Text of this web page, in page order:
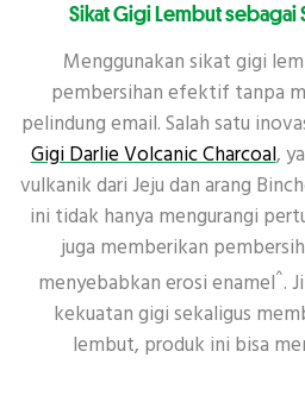
Sikat Gigi Lembut sebagai
Menggunakan sikat gigi
pembersihan efektif tanpa
pelindung email. Salah satu
Gigi Darlie Volcanic Charcoal,
vulkanik dari Jeju dan arang
ini tidak hanya mengurangi
juga memberikan
menyebabkan erosi enamel^.
kekuatan gigi sekaligus
lembut, produk ini bisa